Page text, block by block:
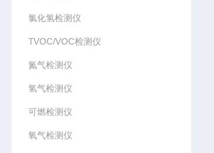
氯化氢检测仪
TVOC/VOC检测仪
氮气检测仪
氢气检测仪
可燃检测仪
氧气检测仪